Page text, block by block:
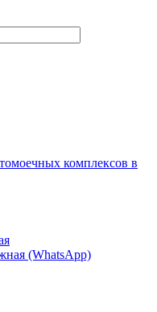
(WhatsApp)